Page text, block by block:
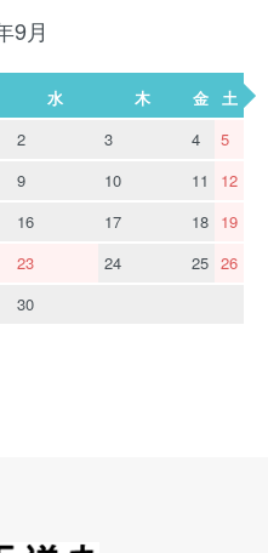
9月
水 木 金
土
2 3 4
5
9 10 11
12
16 17 18 19
23 24 25 26
30